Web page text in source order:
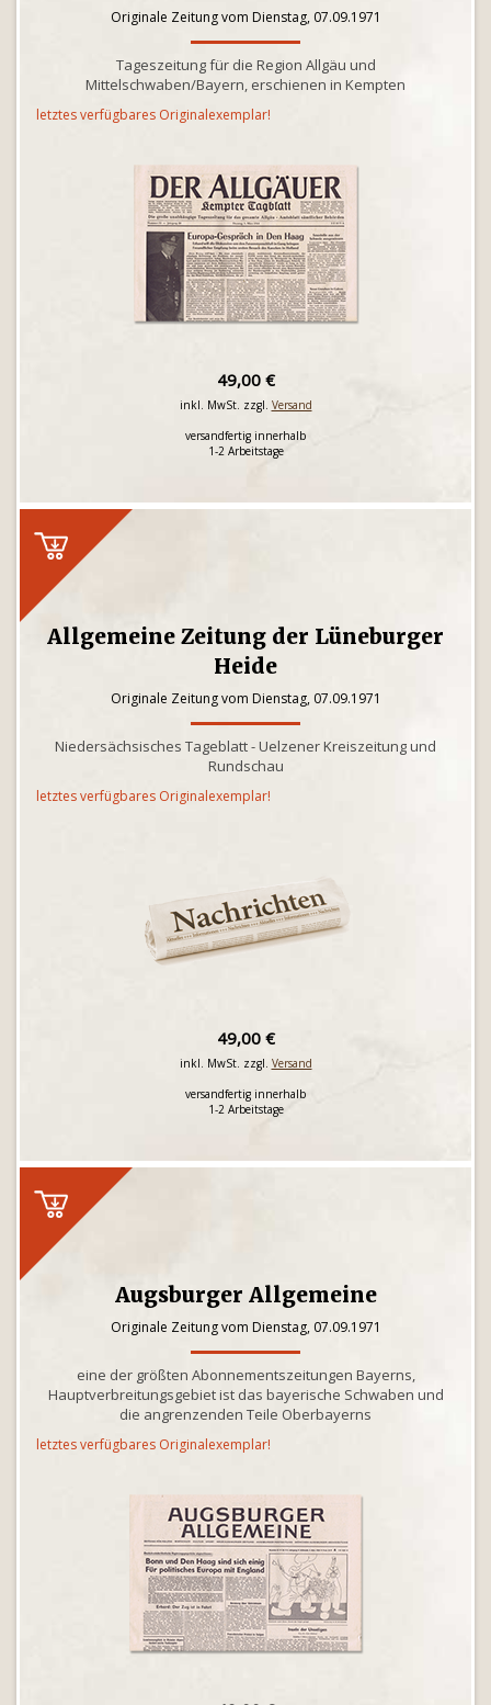
Originale Zeitung vom Dienstag, 07.09.1971
Tageszeitung für die Region Allgäu und
Mittelschwaben/Bayern, erschienen in Kempten
letztes verfügbares Originalexemplar!
49,00 €
inkl. MwSt. zzgl. Versand
versandfertig innerhalb
1-2 Arbeitstage
Allgemeine Zeitung der Lüneburger
Heide
Originale Zeitung vom Dienstag, 07.09.1971
Niedersächsisches Tageblatt - Uelzener Kreiszeitung und
Rundschau
letztes verfügbares Originalexemplar!
49,00 €
inkl. MwSt. zzgl. Versand
versandfertig innerhalb
1-2 Arbeitstage
Augsburger Allgemeine
Originale Zeitung vom Dienstag, 07.09.1971
eine der größten Abonnementszeitungen Bayerns,
Hauptverbreitungsgebiet ist das bayerische Schwaben und
die angrenzenden Teile Oberbayerns
letztes verfügbares Originalexemplar!